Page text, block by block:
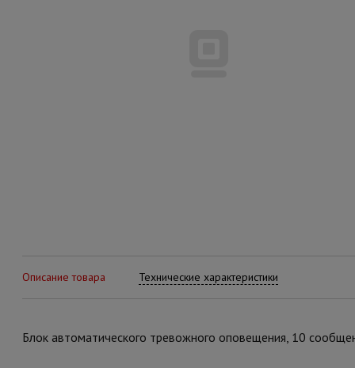
Описание товара Технические характеристики
Блок автоматического тревожного оповещения, 10